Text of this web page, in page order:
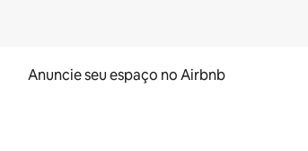
Anuncie seu espaço no Airbnb